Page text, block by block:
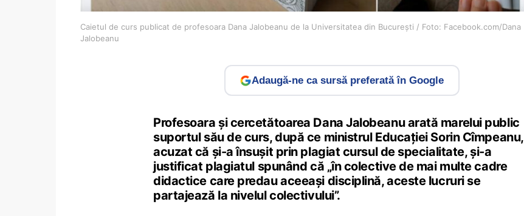
Caietul de curs publicat de profesoara Dana Jalobeanu de la Universitatea din București / Foto: Facebook.com/Dana
Jalobeanu
Adaugă-ne ca sursă preferată în Google
Profesoara și cercetătoarea Dana Jalobeanu arată marelui public
suportul său de curs, după ce ministrul Educației Sorin Cîmpeanu,
acuzat că și-a însușit prin plagiat cursul de specialitate, și-a
justificat plagiatul spunând că „în colective de mai multe cadre
didactice care predau aceeași disciplină, aceste lucruri se
partajează la nivelul colectivului”.